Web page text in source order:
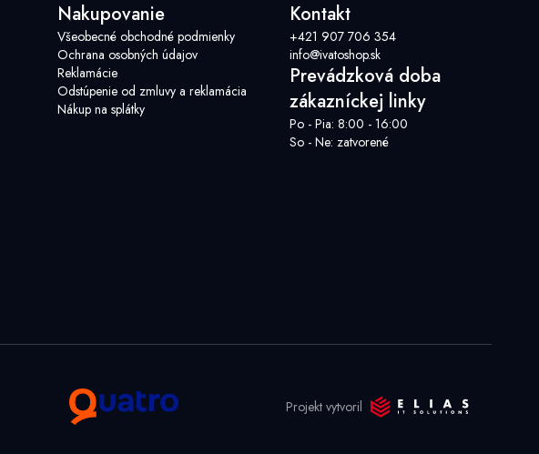
Nakupovanie
Všeobecné obchodné podmienky
Ochrana osobných údajov
Reklamácie
Odstúpenie od zmluvy a reklamácia
Nákup na splátky
Kontakt
+421 907 706 354
info@ivatoshop.sk
Prevádzková doba
zákazníckej linky
Po - Pia: 8:00 - 16:00
So - Ne: zatvorené
Projekt vytvoril